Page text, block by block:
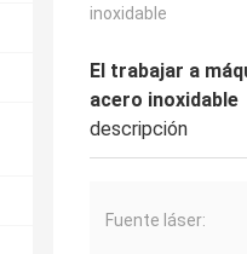
inoxidable
El trabajar a
acero inoxidable
descripción
Fuente láser: